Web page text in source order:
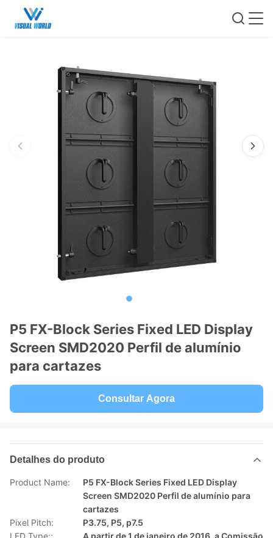
P5 FX-Block Series Fixed LED Display
Screen SMD2020 Perfil de alumínio
para cartazes
Consultar Agora
Detalhes do produto
Product Name:
P5 FX-Block Series Fixed LED Display
Screen SMD2020 Perfil de alumínio para
cartazes
Pixel Pitch:
P3.75, P5, p7.5
LED Type::
A partir de 1 de janeiro de 2016, a Comissão